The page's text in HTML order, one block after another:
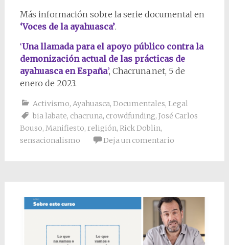
Más información sobre la serie documental en
‘Voces de la ayahuasca’.
‘Una llamada para el apoyo público contra la
demonización actual de las prácticas de
ayahuasca en España’, Chacruna.net, 5 de
enero de 2023.
Activismo, Ayahuasca, Documentales, Legal
bia labate, chacruna, crowdfunding, José Carlos
Bouso, Manifiesto, religión, Rick Doblin,
sensacionalismo
Deja un comentario